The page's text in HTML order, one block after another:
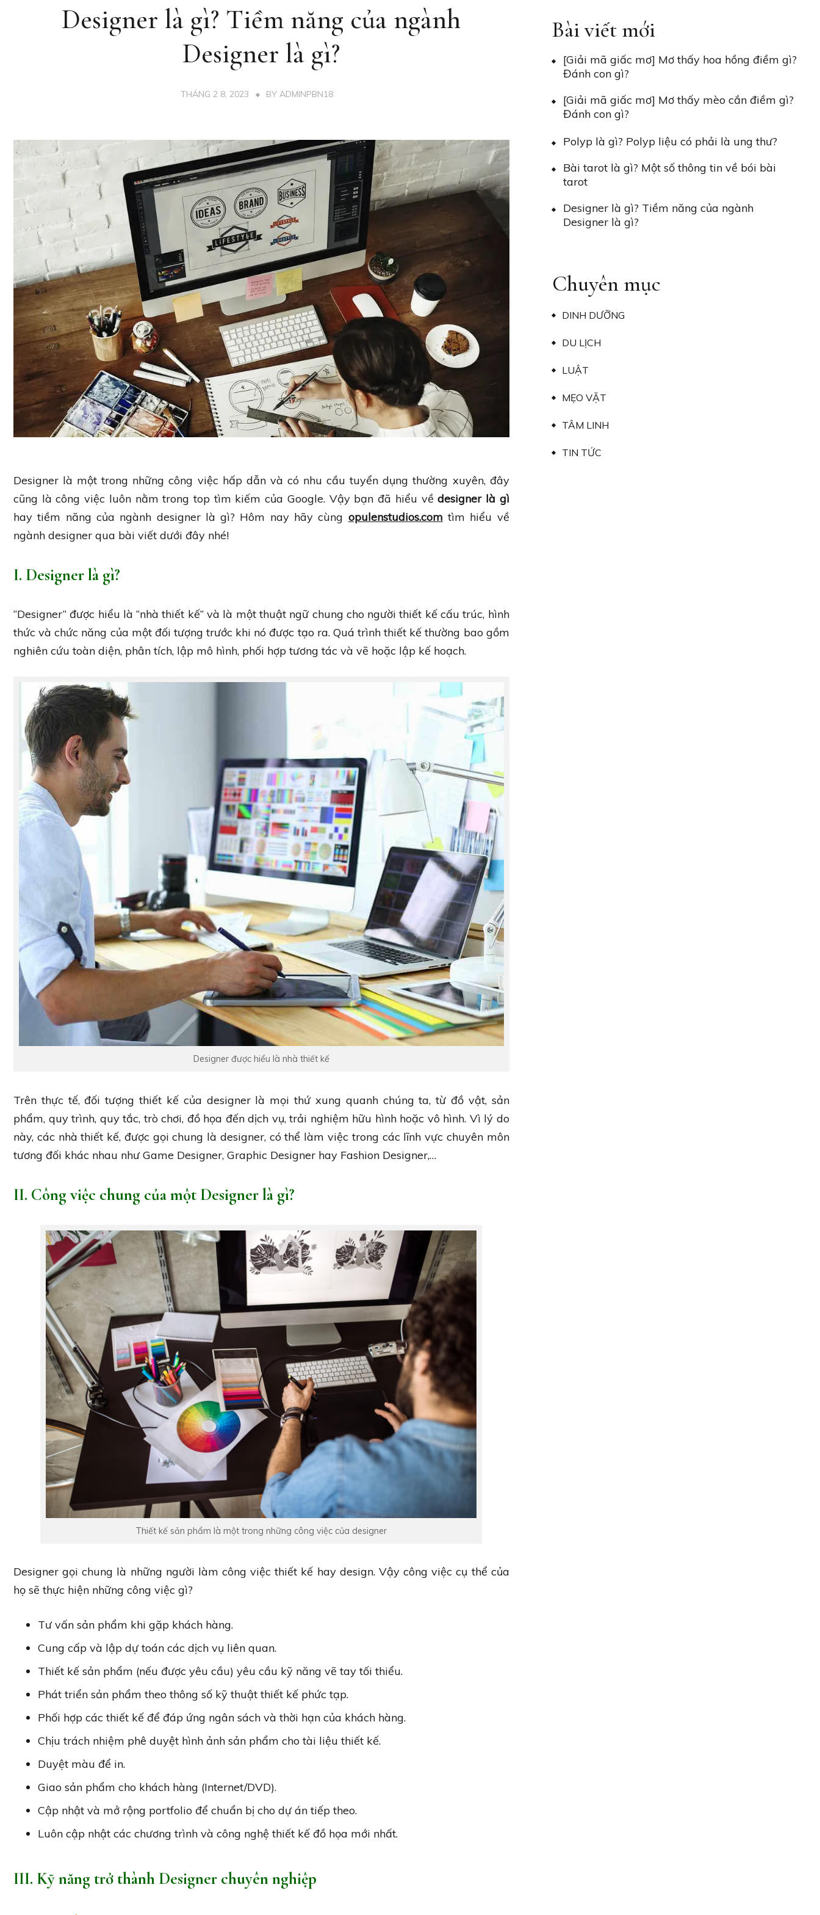
Designer là gì? Tiềm năng của ngành
Designer là gì?
THÁNG 2 8, 2023 BYADMINPBN18
Designer là một trong những công việc hấp dẫn và có nhu cầu tuyển dụng thường xuyên, đây
cũng là công việc luôn nằm trong top tìm kiếm của Google. Vậy bạn đã hiểu vềdesigner là gì
hay tiềm năng của ngành designer là gì? Hôm nay hãy cùng opulenstudios.com tìm hiểu về
ngành designer qua bài viết dưới đây nhé!
I. Designer là gì?
“Designer” được hiểu là “nhà thiết kế” và là một thuật ngữ chung cho người thiết kế cấu trúc, hình
thức và chức năng của một đối tượng trước khi nó được tạo ra. Quá trình thiết kế thường bao gồm
nghiên cứu toàn diện, phân tích, lập mô hình, phối hợp tương tác và vẽ hoặc lập kế hoạch.
Designer được hiểu là nhà thiết kế
Trên thực tế, đối tượng thiết kế của designer là mọi thứ xung quanh chúng ta, từ đồ vật, sản
phẩm, quy trình, quy tắc, trò chơi, đồ họa đến dịch vụ, trải nghiệm hữu hình hoặc vô hình. Vì lý do
này, các nhà thiết kế, được gọi chung là designer, có thể làm việc trong các lĩnh vực chuyên môn
tương đối khác nhau như Game Designer, Graphic Designer hay Fashion Designer,…
II. Công việc chung của một Designer là gì?
Thiết kế sản phẩm là một trong những công việc của designer
Designer gọi chung là những người làm công việc thiết kế hay design. Vậy công việc cụ thể của
họ sẽ thực hiện những công việc gì?
Tư vấn sản phẩm khi gặp khách hàng.
Cung cấp và lập dự toán các dịch vụ liên quan.
Thiết kế sản phẩm (nếu được yêu cầu) yêu cầu kỹ năng vẽ tay tối thiểu.
Phát triển sản phẩm theo thông số kỹ thuật thiết kế phức tạp.
Phối hợp các thiết kế để đáp ứng ngân sách và thời hạn của khách hàng.
Chịu trách nhiệm phê duyệt hình ảnh sản phẩm cho tài liệu thiết kế.
Duyệt màu để in.
Giao sản phẩm cho khách hàng (Internet/DVD).
Cập nhật và mở rộng portfolio để chuẩn bị cho dự án tiếp theo.
Luôn cập nhật các chương trình và công nghệ thiết kế đồ họa mới nhất.
III. Kỹ năng trở thành Designer chuyên nghiệp
Bài viết mới
[Giải mã giấc mơ] Mơ thấy hoa hồng điềm gì?
Đánh con gì?
[Giải mã giấc mơ] Mơ thấy mèo cắn điềm gì?
Đánh con gì?
Polyp là gì? Polyp liệu có phải là ung thư?
Bài tarot là gì? Một số thông tin về bói bài
tarot
Designer là gì? Tiềm năng của ngành
Designer là gì?
Chuyên mục
DINH DƯỠNG
DU LỊCH
LUẬT
MẸO VẶT
TÂM LINH
TIN TỨC